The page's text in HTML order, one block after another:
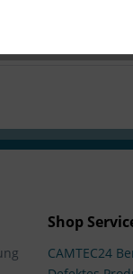
Shop
CAMTEC24